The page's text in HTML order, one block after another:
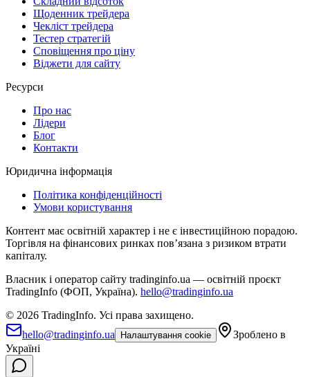
Щоденник трейдера
Чекліст трейдера
Тестер стратегій
Сповіщення про ціну
Віджети для сайту
Ресурси
Про нас
Лідери
Блог
Контакти
Юридична інформація
Політика конфіденційності
Умови користування
Контент має освітній характер і не є інвестиційною порадою.
Торгівля на фінансових ринках повʼязана з ризиком втрати
капіталу.
Власник і оператор сайту tradinginfo.ua — освітній проєкт
TradingInfo (ФОП, Україна). hello@tradinginfo.ua
© 2026 TradingInfo. Усі права захищено.
hello@tradinginfo.ua
Налаштування cookie
Зроблено в
Україні